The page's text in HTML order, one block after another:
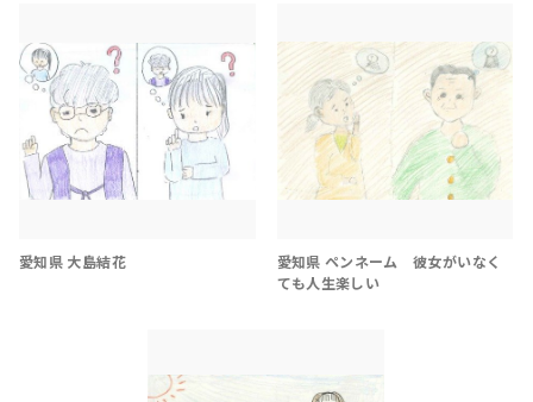
愛知県 大島結花
愛知県 ペンネーム 彼女がいなく
ても人生楽しい